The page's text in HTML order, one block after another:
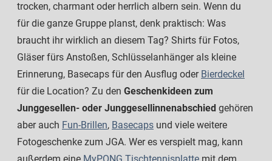
trocken, charmant oder herrlich albern sein. Wenn du
für die ganze Gruppe planst, denk praktisch: Was
braucht ihr wirklich an diesem Tag? Shirts für Fotos,
Gläser fürs Anstoßen, Schlüsselanhänger als kleine
Erinnerung, Basecaps für den Ausflug oder Bierdeckel
für die Location? Zu den Geschenkideen zum
Junggesellen- oder Junggesellinnenabschied gehören
aber auch Fun-Brillen, Basecaps und viele weitere
Fotogeschenke zum JGA. Wer es verspielt mag, kann